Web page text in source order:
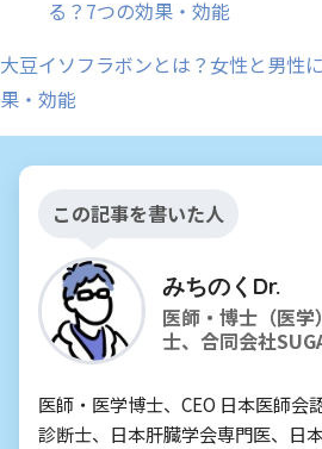
大豆イソフラボンとは？女性と男性
果・効能
この記事を書いた人
みちのくDr.
医師・博士（医
士、合同会社
医師・医学博士、CEO 日本医師会
診断士、日本肝臓学会専門医、日